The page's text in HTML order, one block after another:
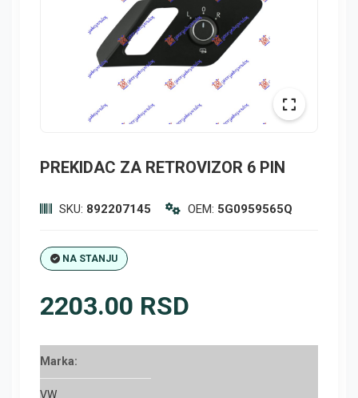
PREKIDAC ZA RETROVIZOR 6 PIN
SKU: 892207145 OEM: 5G0959565Q
NA STANJU
2203.00 RSD
Marka:
VW